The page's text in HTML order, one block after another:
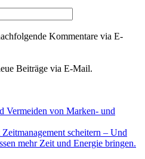
Kommentare via E-
Beiträge via E-Mail.
Vermeiden von Marken- und
scheitern – Und
mehr Zeit und Energie bringen.